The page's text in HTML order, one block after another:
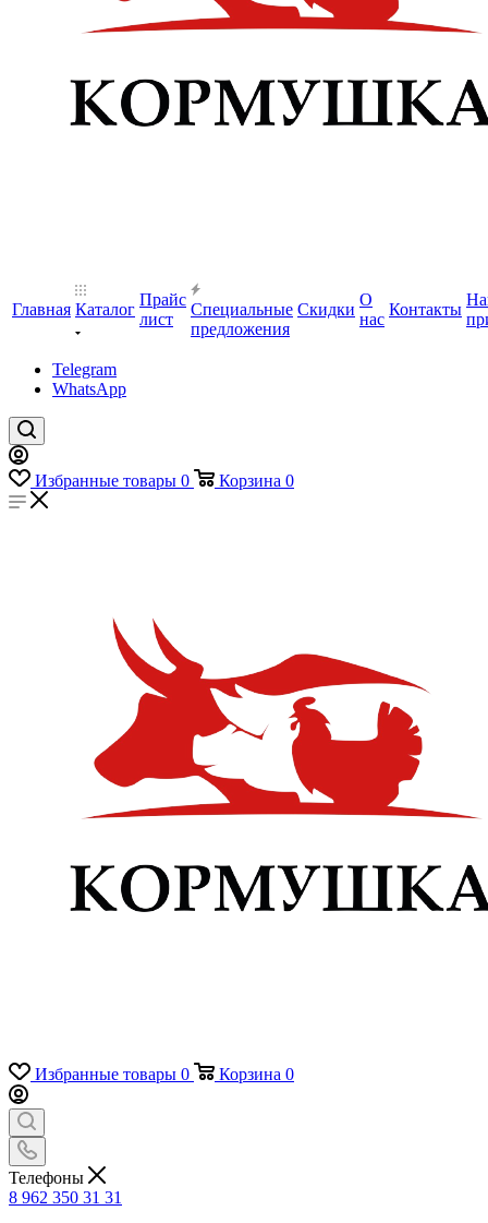
Главная Каталог
Прайс
лист
Специальные
предложения
Скидки
О
нас
Контакты
Telegram
WhatsApp
Избранные товары 0 Корзина 0
Избранные товары 0 Корзина 0
Телефоны
8 962 350 31 31